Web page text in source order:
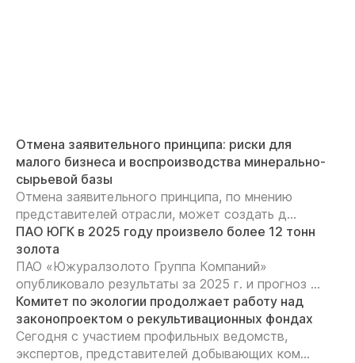
Отмена заявительного принципа: риски для
малого бизнеса и воспроизводства минерально-
сырьевой базы
Отмена заявительного принципа, по мнению
представителей отрасли, может создать д...
ПАО ЮГК в 2025 году произвело более 12 тонн
золота
ПАО «Южуралзолото Группа Компаний»
опубликовало результаты за 2025 г. и прогноз ...
Комитет по экологии продолжает работу над
законопроектом о рекультивационных фондах
Сегодня с участием профильных ведомств,
экспертов, представителей добывающих ком...